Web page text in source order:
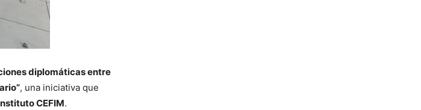
diplomáticas entre
, una iniciativa que
CEFIM.